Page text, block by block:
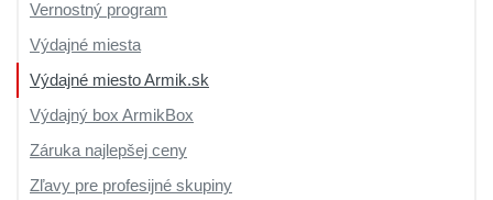
Vernostný program
Výdajné miesta
Výdajné miesto Armik.sk
Výdajný box ArmikBox
Záruka najlepšej ceny
Zľavy pre profesijné skupiny